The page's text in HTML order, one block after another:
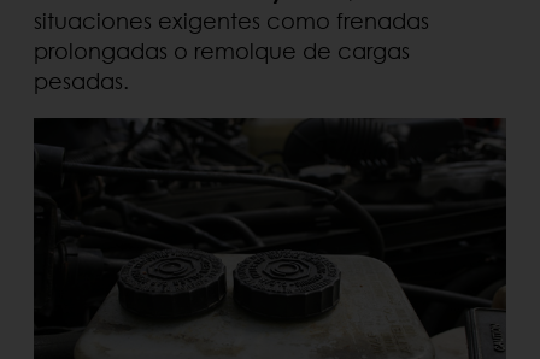
situaciones exigentes como frenadas
prolongadas o remolque de cargas
pesadas.